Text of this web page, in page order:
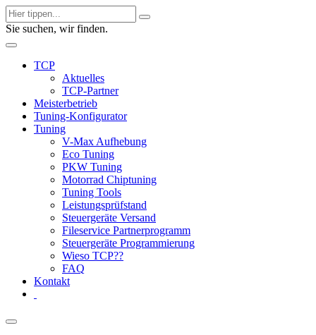
Sie suchen, wir finden.
TCP
Aktuelles
TCP-Partner
Meisterbetrieb
Tuning-Konfigurator
Tuning
V-Max Aufhebung
Eco Tuning
PKW Tuning
Motorrad Chiptuning
Tuning Tools
Leistungsprüfstand
Steuergeräte Versand
Fileservice Partnerprogramm
Steuergeräte Programmierung
Wieso TCP??
FAQ
Kontakt